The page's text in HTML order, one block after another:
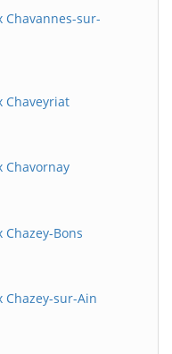
Chavannes-sur-
Chaveyriat
Chavornay
Bons
sur-Ain